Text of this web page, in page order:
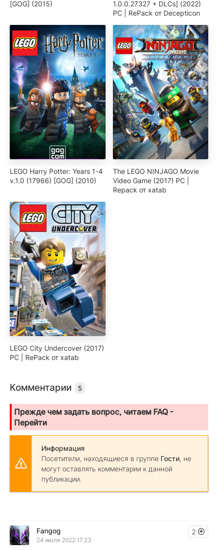
[GOG] (2015)
1.0.0.27327 + DLCs] (2022)
PC | RePack от Decepticon
LEGO Harry Potter: Years 1-4
v.1.0 (17966) [GOG] (2010)
The LEGO NINJAGO Movie
Video Game (2017) PC |
Repack от xatab
LEGO City Undercover (2017)
PC | RePack от xatab
Комментарии 5
Прежде чем задать вопрос, читаем FAQ -
Перейти
Информация
Посетители, находящиеся в группе Гости, не
могут оставлять комментарии к данной
публикации.
2
Fangog
24 июля 2022 17:23